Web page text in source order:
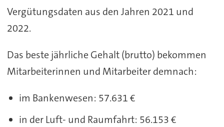
Vergütungsdaten aus den Jahren 2021 und
2022.
Das beste jährliche Gehalt (brutto) bekommen
Mitarbeiterinnen und Mitarbeiter demnach:
im Bankenwesen: 57.631 €
in der Luft- und Raumfahrt: 56.153 €